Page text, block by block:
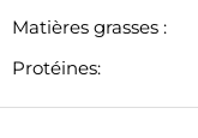
Matières grasses :
Protéines: